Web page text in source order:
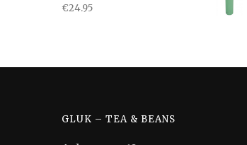
€24.95
GLUK – TEA & BEANS